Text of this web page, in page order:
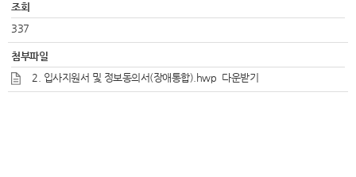
조회
337
첨부파일
2. 입사지원서 및 정보동의서(장애통합).hwp 다운받기